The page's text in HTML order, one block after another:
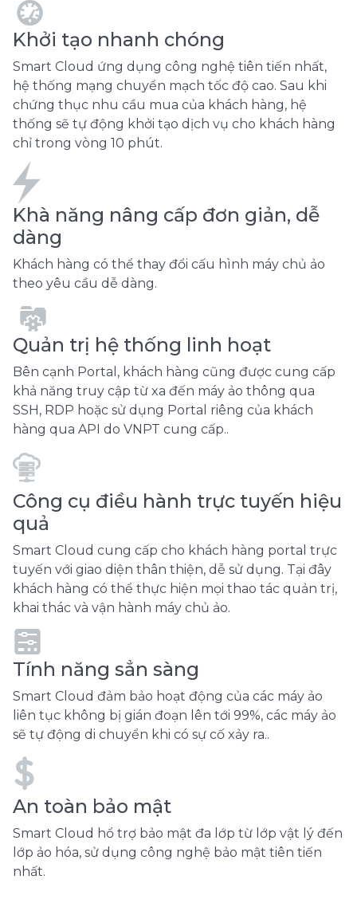
Khởi tạo nhanh chóng
Smart Cloud ứng dụng công nghệ tiên tiến nhất,
hệ thống mạng chuyển mạch tốc độ cao. Sau khi
chứng thục nhu cầu mua của khách hàng, hệ
thống sẽ tự động khởi tạo dịch vụ cho khách hàng
chỉ trong vòng 10 phút.
Khà năng nâng cấp đơn giản, dễ
dàng
Khách hàng có thể thay đổi cấu hình máy chủ ảo
theo yêu cầu dễ dàng.
Quản trị hệ thống linh hoạt
Bên cạnh Portal, khách hàng cũng được cung cấp
khả năng truy cập từ xa đến máy ảo thông qua
SSH, RDP hoặc sử dụng Portal riêng của khách
hàng qua API do VNPT cung cấp..
Công cụ điều hành trực tuyến hiệu
quả
Smart Cloud cung cấp cho khách hàng portal trực
tuyến với giao diện thân thiện, dễ sử dụng. Tại đây
khách hàng có thể thực hiện mọi thao tác quản trị,
khai thác và vận hành máy chủ ảo.
Tính năng sẳn sàng
Smart Cloud đảm bảo hoạt động của các máy ảo
liên tục không bị gián đoạn lên tới 99%, các máy ảo
sẽ tự động di chuyển khi có sự cố xảy ra..
An toàn bảo mật
Smart Cloud hổ trợ bảo mật đa lớp từ lớp vật lý đến
lớp ảo hóa, sử dụng công nghệ bảo mật tiên tiến
nhất.